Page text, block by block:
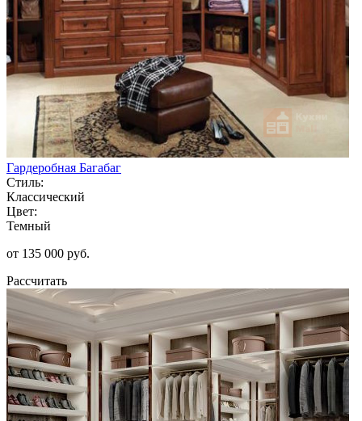
Гардеробная Багабаг
Стиль:
Классический
Цвет:
Темный
от 135 000 руб.
Рассчитать